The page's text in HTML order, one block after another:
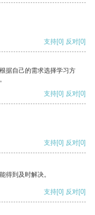
支持[0] 反对[0]
据自己的需求选择学习方
支持[0] 反对[0]
支持[0] 反对[0]
得到及时解决。
支持[0] 反对[0]